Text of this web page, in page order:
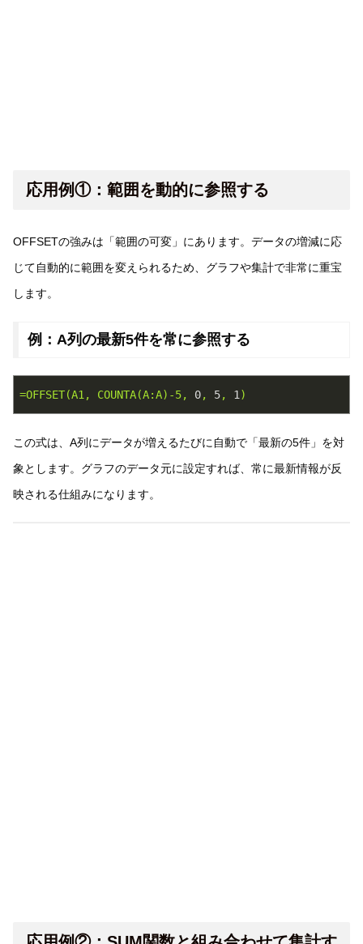
応用例①：範囲を動的に参照する
OFFSETの強みは「範囲の可変」にあります。データの増減に応
じて自動的に範囲を変えられるため、グラフや集計で非常に重宝
します。
例：A列の最新5件を常に参照する
=OFFSET(A1, COUNTA(A:A)-5, 0, 5, 1)
この式は、A列にデータが増えるたびに自動で「最新の5件」を対
象とします。グラフのデータ元に設定すれば、常に最新情報が反
映される仕組みになります。